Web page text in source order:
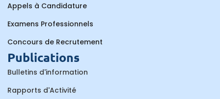
Appels à Candidature
Examens Professionnels
Concours de Recrutement
Publications
Bulletins d'information
Rapports d'Activité